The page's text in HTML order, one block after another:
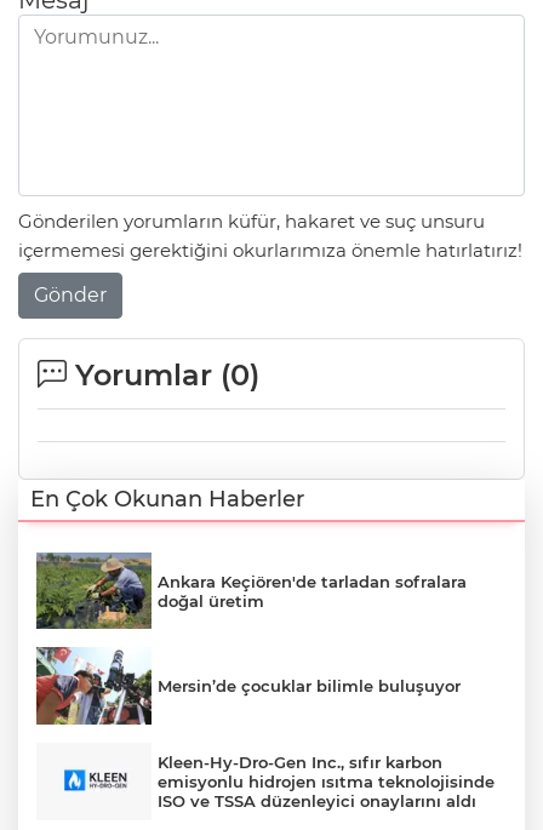
Gönderilen yorumların küfür, hakaret ve suç unsuru
içermemesi gerektiğini okurlarımıza önemle hatırlatırız!
Gönder
Yorumlar (0)
En Çok Okunan Haberler
Ankara Keçiören'de tarladan sofralara
doğal üretim
Mersin’de çocuklar bilimle buluşuyor
Kleen-Hy-Dro-Gen Inc., sıfır karbon
emisyonlu hidrojen ısıtma teknolojisinde
ISO ve TSSA düzenleyici onaylarını aldı